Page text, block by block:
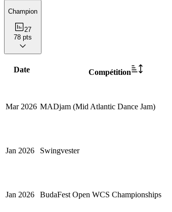
Champion
27
78 pts
Date Compétition
Mar 2026 MADjam (Mid Atlantic Dance Jam)
Jan 2026 Swingvester
Jan 2026 BudaFest Open WCS Championships